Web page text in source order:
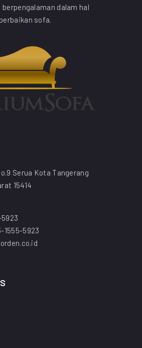
dalam hal
sofa.
Serua Kota Tangerang
15414
1555-5923